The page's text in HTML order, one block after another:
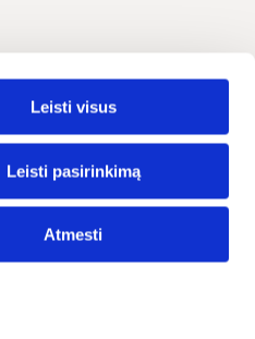
Leisti visus
Leisti pasirinkimą
Atmesti
Lietuvių